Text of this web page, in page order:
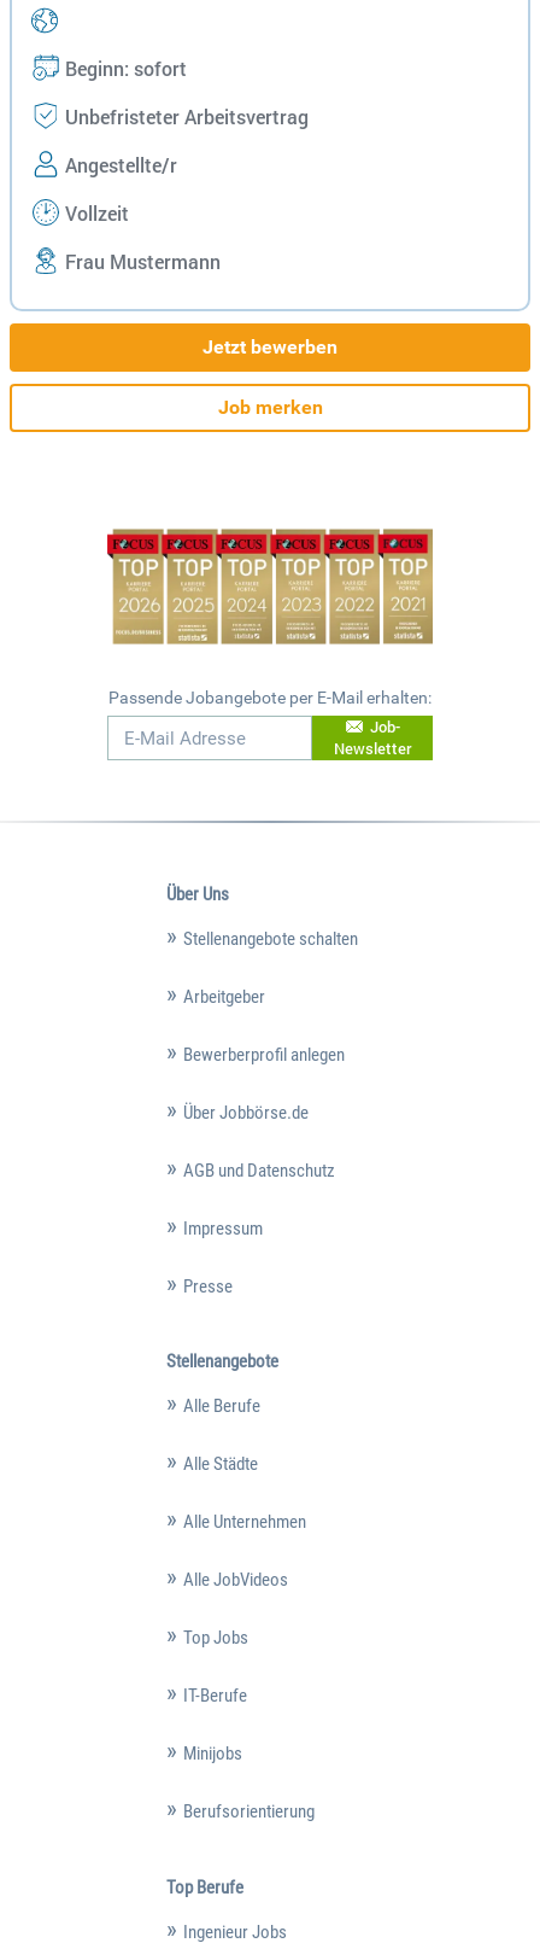
Beginn: sofort
Unbefristeter Arbeitsvertrag
Angestellte/r
Vollzeit
Frau Mustermann
Jetzt bewerben
Job merken
Passende Jobangebote per E-Mail erhalten:
Job-
Newsletter
Über Uns
Stellenangebote schalten
Arbeitgeber
Bewerberprofil anlegen
Über Jobbörse.de
AGB und Datenschutz
Impressum
Presse
Stellenangebote
Alle Berufe
Alle Städte
Alle Unternehmen
Alle JobVideos
Top Jobs
IT-Berufe
Minijobs
Berufsorientierung
Top Berufe
Ingenieur Jobs